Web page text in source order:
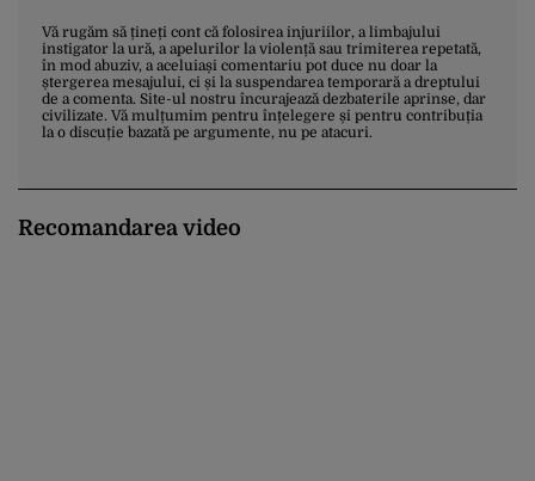
Vă rugăm să țineți cont că folosirea injuriilor, a limbajului
instigator la ură, a apelurilor la violență sau trimiterea repetată,
în mod abuziv, a aceluiași comentariu pot duce nu doar la
ștergerea mesajului, ci și la suspendarea temporară a dreptului
de a comenta. Site-ul nostru încurajează dezbaterile aprinse, dar
civilizate. Vă mulțumim pentru înțelegere și pentru contribuția
la o discuție bazată pe argumente, nu pe atacuri.
Recomandarea video